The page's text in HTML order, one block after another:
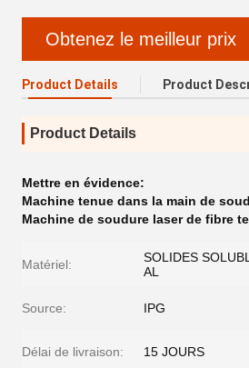
Obtenez le meilleur prix
Product Details Product
Product Details
Mettre en évidence:
Machine tenue dans la main de
Machine de soudure laser de fibre
Matériel:
SOLIDES
AL
Source: IPG
Délai de livraison: 15 JOURS